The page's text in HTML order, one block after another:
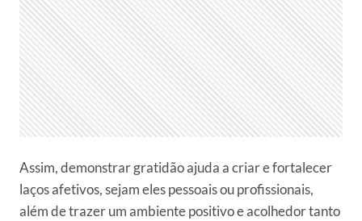
Assim, demonstrar gratidão ajuda a criar e fortalecer
laços afetivos, sejam eles pessoais ou profissionais,
além de trazer um ambiente positivo e acolhedor tanto